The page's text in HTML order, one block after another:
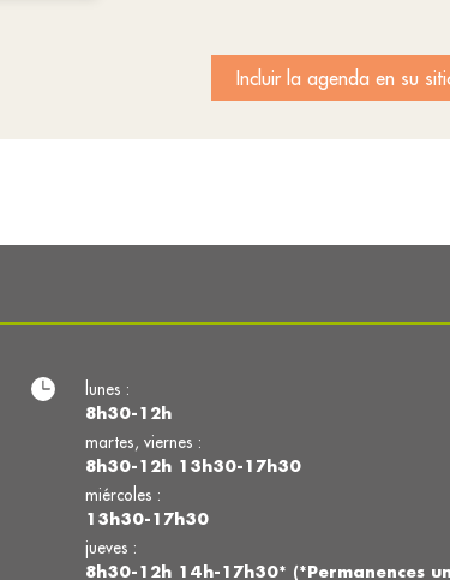
Incluir la agenda en su
lunes :
8h30-12h
martes, viernes :
8h30-12h 13h30-17h30
miércoles :
13h30-17h30
jueves :
8h30-12h 14h-17h30* (*Permanences